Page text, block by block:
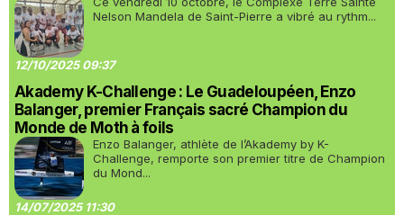
Nelson Mandela de Saint-Pierre a vibré au rythm...
12/10/2025 09:37
Akademy K-Challenge : Le Guadeloupéen, Enzo
Balanger, premier Français sacré Champion du
Monde de Moth à foils
Enzo Balanger, athlète de l’Akademy by K-
Challenge, remporte son premier titre de Champion
du Mond...
14/07/2025 11:30